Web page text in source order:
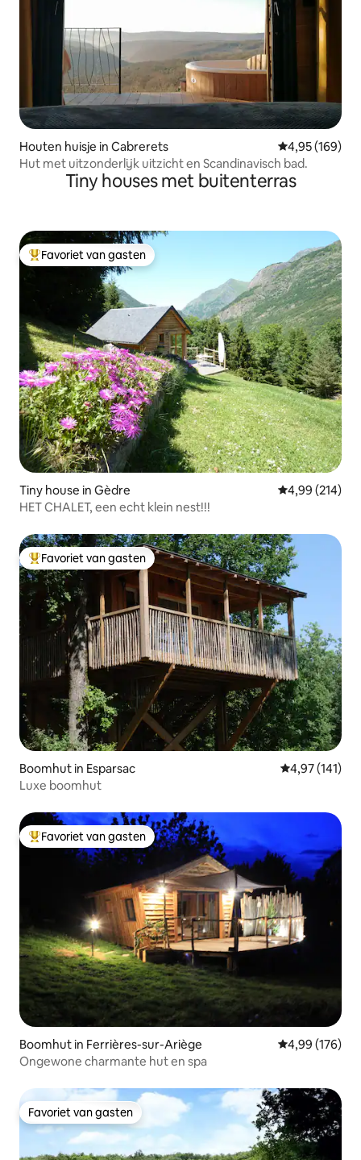
Houten huisje in Cabrerets Gemiddelde
4,95 (169)
Hut met uitzonderlijk uitzicht en Scandinavisch bad.
Tiny houses met buitenterras
Topfavoriet van gasten
Favoriet van gasten
Tiny house in Gèdre Gemiddelde
4,99 (214)
HET CHALET, een echt klein nest!!!
Topfavoriet van gasten
Favoriet van gasten
Boomhut in Esparsac Gemiddelde
4,97 (141)
Luxe boomhut
Topfavoriet van gasten
Favoriet van gasten
Boomhut in Ferrières-sur-Ariège Gemiddelde
4,99 (176)
Ongewone charmante hut en spa
Favoriet van gasten
Favoriet van gasten